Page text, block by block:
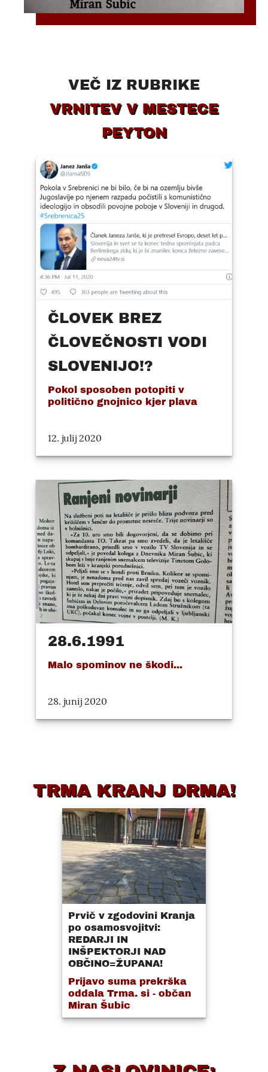
VEČ IZ RUBRIKE
VRNITEV V MESTECE
PEYTON
ČLOVEK BREZ
ČLOVEČNOSTI VODI
SLOVENIJO!?
Pokol sposoben potopiti v
politično gnojnico kjer plava
12. julij 2020
28.6.1991
Malo spominov ne škodi...
28. junij 2020
TRMA KRANJ DRMA!
Prvič v zgodovini Kranja
po osamosvojitvi:
REDARJI IN
INŠPEKTORJI NAD
OBČINO=ŽUPANA!
Prijavo suma prekrška
oddala Trma. si - občan
Miran Šubic